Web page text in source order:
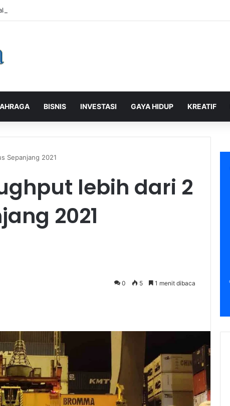
Pelanggan, PLN Icon Plus Sabet Tiga Penghargaan CCW 2026
BISNIS INVESTASI GAYA HIDUP KREATIF
Sepanjang 2021
lebih dari 2
2021
0 5 1 menit dibaca